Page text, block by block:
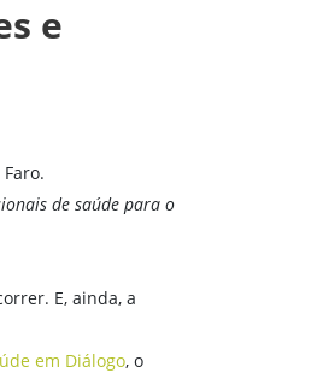
e
de saúde para o
E, ainda, a
em Diálogo, o